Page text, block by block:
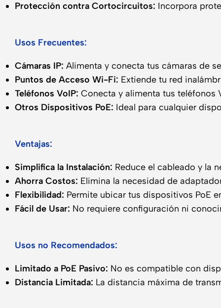
Protección contra Cortocircuitos: Incorpora
Usos Frecuentes:
Cámaras IP: Alimenta y conecta tus cámaras de
Puntos de Acceso Wi-Fi: Extiende tu red
Teléfonos VoIP: Conecta y alimenta tus teléfonos
Otros Dispositivos PoE: Ideal para cualquier
Ventajas:
Simplifica la Instalación: Reduce el cableado y la
Ahorra Costos: Elimina la necesidad de
Flexibilidad: Permite ubicar tus dispositivos PoE
Fácil de Usar: No requiere configuración ni
Usos no Recomendados:
Limitado a PoE Pasivo: No es compatible con
Distancia Limitada: La distancia máxima de